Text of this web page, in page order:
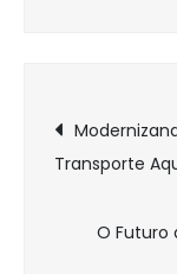
de
Post
Transporte
O Futuro